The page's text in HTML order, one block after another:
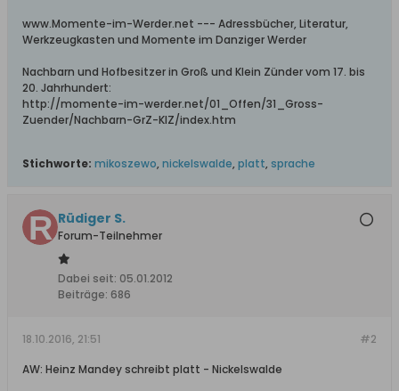
www.Momente-im-Werder.net --- Adressbücher, Literatur,
Werkzeugkasten und Momente im Danziger Werder
Nachbarn und Hofbesitzer in Groß und Klein Zünder vom 17. bis
20. Jahrhundert:
http://momente-im-werder.net/01_Offen/31_Gross-
Zuender/Nachbarn-GrZ-KlZ/index.htm
Stichworte: mikoszewo, nickelswalde, platt, sprache
Rüdiger S.
Forum-Teilnehmer
Dabei seit: 05.01.2012
Beiträge: 686
#2
18.10.2016, 21:51
AW: Heinz Mandey schreibt platt - Nickelswalde